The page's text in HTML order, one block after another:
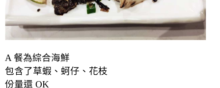
A 餐為綜合海鮮
包含了草蝦、蚵仔、花枝
份量還 OK